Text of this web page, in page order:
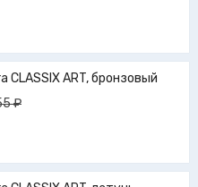
CLASSIX ART, бронзовый
₽